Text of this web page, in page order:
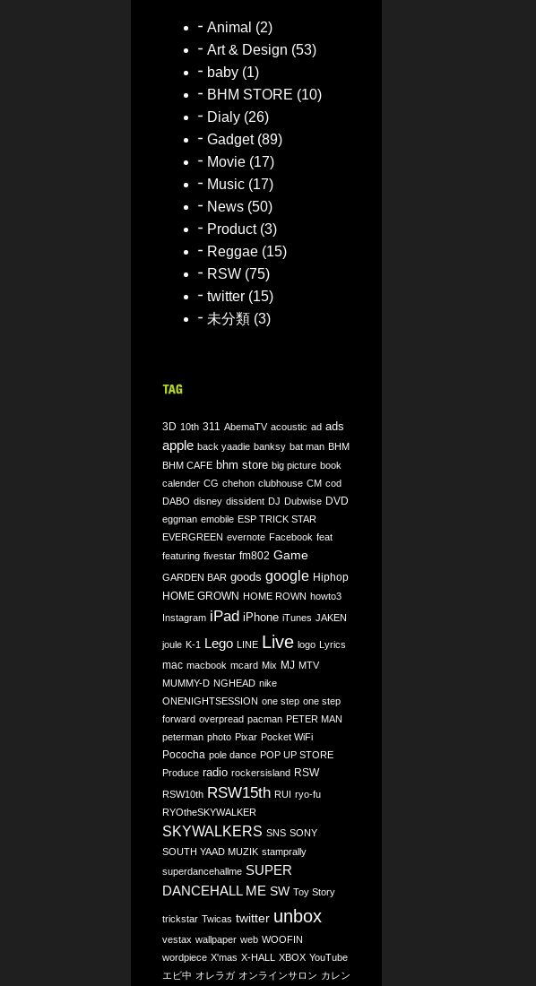
Animal (2)
Art & Design (53)
baby (1)
BHM STORE (10)
Dialy (26)
Gadget(89)
Movie (17)
Music (17)
News (50)
Product(3)
Reggae (15)
RSW (75)
twitter (15)
未分類 (3)
3D 10th 311 AbemaTV acoustic ad ads
apple back yaadie banksy bat man BHM
BHM CAFE bhm store big picture book
calender CG chehon clubhouse CM cod
DABO disney dissident DJ Dubwise DVD
eggman emobile ESP TRICK STAR
EVERGREEN evernote Facebook feat
featuring fivestar fm802 Game
GARDEN BAR goods google Hiphop
HOME GROWN HOME ROWN howto3
Instagram iPad iPhone iTunes JAKEN
joule K-1 Lego LINE Live logo Lyrics
mac macbook mcard Mix MJ MTV
MUMMY-D NGHEAD nike
ONENIGHTSESSION one step one step
forward overpread pacman PETER MAN
peterman photo Pixar Pocket WiFi
Pococha pole dance POP UP STORE
Produce radio rockersisland RSW
RSW10th RSW15th RUI ryo-fu
RYOtheSKYWALKER
SKYWALKERS SNS SONY
SOUTH YAAD MUZIK stamprally
superdancehallme SUPER
DANCEHALL ME SW Toy Story
trickstar Twicas twitter unbox
vestax wallpaper web WOOFIN
wordpiece X'mas X-HALL XBOX YouTube
エビ中 オレラガ オンラインサロン カレン